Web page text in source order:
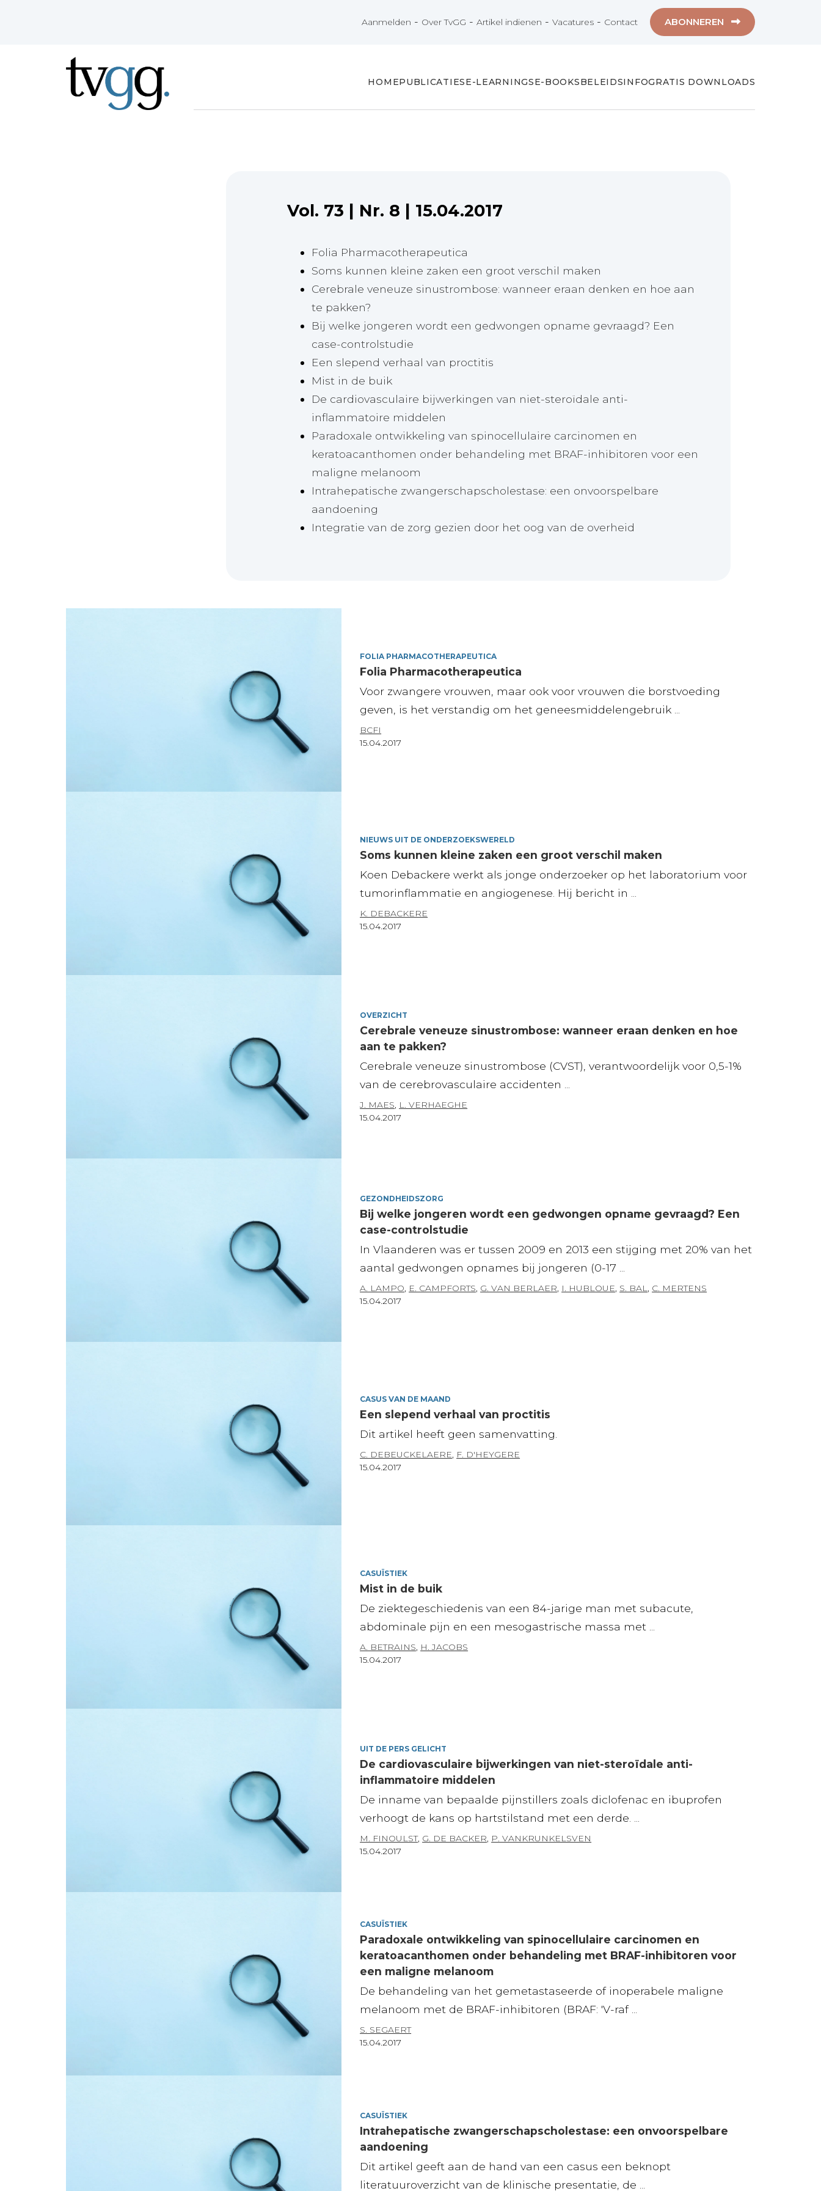
Aanmelden - Over TvGG -Artikel indienen -Vacatures - Contact ABONNEREN
HOMEPUBLICATIESE-LEARNINGSE-BOOKSBELEIDSINFOGRATIS DOWNLOADS
Vol. 73 Nr. 8 15.04.2017
Folia Pharmacotherapeutica
Soms kunnen kleine zaken een groot verschil maken
Cerebrale veneuze sinustrombose: wanneer eraan denken en hoe aan
te pakken?
Bij welke jongeren wordt een gedwongen opname gevraagd? Een
case-controlstudie
Een slepend verhaal van proctitis
Mist in de buik
De cardiovasculaire bijwerkingen van niet-steroïdale anti-
inflammatoire middelen
Paradoxale ontwikkeling van spinocellulaire carcinomen en
keratoacanthomen onder behandeling met BRAF-inhibitoren voor een
maligne melanoom
Intrahepatische zwangerschapscholestase: een onvoorspelbare
aandoening
Integratie van de zorg gezien door het oog van de overheid
FOLIA PHARMACOTHERAPEUTICA
Folia Pharmacotherapeutica
Voor zwangere vrouwen, maar ook voor vrouwen die borstvoeding
geven, is het verstandig om het geneesmiddelengebruik ...
BCFI
15.04.2017
NIEUWS UIT DE ONDERZOEKSWERELD
Soms kunnen kleine zaken een groot verschil maken
Koen Debackere werkt als jonge onderzoeker op het laboratorium voor
tumorinflammatie en angiogenese. Hij bericht in ...
K. DEBACKERE
15.04.2017
OVERZICHT
Cerebrale veneuze sinustrombose: wanneer eraan denken en hoe
aan te pakken?
Cerebrale veneuze sinustrombose (CVST), verantwoordelijk voor 0,5-1%
van de cerebrovasculaire accidenten ...
J. MAES, L. VERHAEGHE
15.04.2017
GEZONDHEIDSZORG
Bij welke jongeren wordt een gedwongen opname gevraagd? Een
case-controlstudie
In Vlaanderen was er tussen 2009 en 2013 een stijging met 20% van het
aantal gedwongen opnames bij jongeren (0-17 ...
A. LAMPO, E. CAMPFORTS, G. VAN BERLAER, I. HUBLOUE, S. BAL, C. MERTENS
15.04.2017
CASUS VAN DE MAAND
Een slepend verhaal van proctitis
Dit artikel heeft geen samenvatting.
C. DEBEUCKELAERE, F. D'HEYGERE
15.04.2017
CASUÏSTIEK
Mist in de buik
De ziektegeschiedenis van een 84-jarige man met subacute,
abdominale pijn en een mesogastrische massa met ...
A. BETRAINS, H. JACOBS
15.04.2017
UIT DE PERS GELICHT
De cardiovasculaire bijwerkingen van niet-steroïdale anti-
inflammatoire middelen
De inname van bepaalde pijnstillers zoals diclofenac en ibuprofen
verhoogt de kans op hartstilstand met een derde. ...
M. FINOULST, G. DE BACKER, P. VANKRUNKELSVEN
15.04.2017
CASUÏSTIEK
Paradoxale ontwikkeling van spinocellulaire carcinomen en
keratoacanthomen onder behandeling met BRAF-inhibitoren voor
een maligne melanoom
De behandeling van het gemetastaseerde of inoperabele maligne
melanoom met de BRAF-inhibitoren (BRAF: 'V-raf ...
S. SEGAERT
15.04.2017
CASUÏSTIEK
Intrahepatische zwangerschapscholestase: een onvoorspelbare
aandoening
Dit artikel geeft aan de hand van een casus een beknopt
literatuuroverzicht van de klinische presentatie, de ...